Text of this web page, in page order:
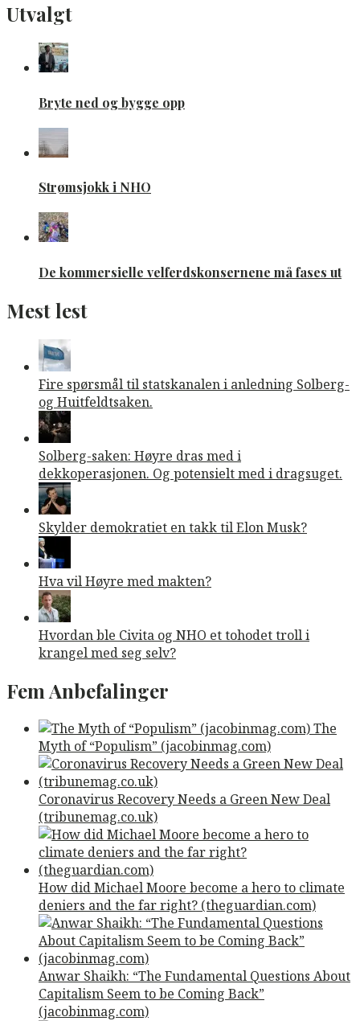
Utvalgt
Bryte ned og bygge opp
Strømsjokk i NHO
De kommersielle velferdskonsernene må fases ut
Mest lest
Fire spørsmål til statskanalen i anledning Solberg-
og Huitfeldtsaken.
Solberg-saken: Høyre dras med i
dekkoperasjonen. Og potensielt med i dragsuget.
Skylder demokratiet en takk til Elon Musk?
Hva vil Høyre med makten?
Hvordan ble Civita og NHO et tohodet troll i
krangel med seg selv?
Fem Anbefalinger
The
Myth of “Populism” (jacobinmag.com)
Coronavirus Recovery Needs a Green New Deal
(tribunemag.co.uk)
How did Michael Moore become a hero to climate
deniers and the far right? (theguardian.com)
Anwar Shaikh: “The Fundamental Questions About
Capitalism Seem to be Coming Back”
(jacobinmag.com)